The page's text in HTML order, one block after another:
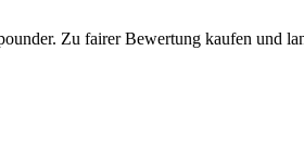
Zu fairer Bewertung kaufen und